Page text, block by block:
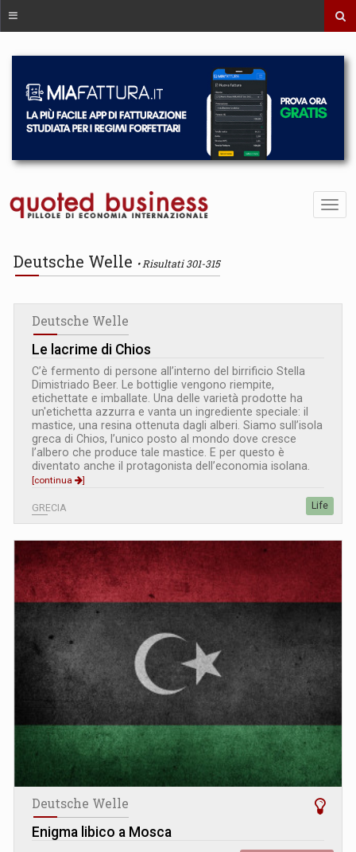
Deutsche Welle Risultati 301-315
Deutsche Welle
Le lacrime di Chios
C’è fermento di persone all’interno del birrificio Stella
Dimistriado Beer. Le bottiglie vengono riempite,
etichettate e imballate. Una delle varietà prodotte ha
un'etichetta azzurra e vanta un ingrediente speciale: il
mastice, una resina ottenuta dagli alberi. Siamo sull’isola
greca di Chios, l’unico posto al mondo dove cresce
l’albero che produce tale mastice. E per questo è
diventato anche il protagonista dell’economia isolana.
[continua ]
GRECIA Life
Deutsche Welle
Enigma libico a Mosca